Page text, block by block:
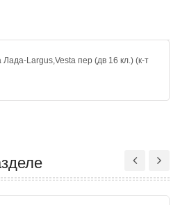
Лада-Largus,Vesta пер (дв 16 кл.) (к-т